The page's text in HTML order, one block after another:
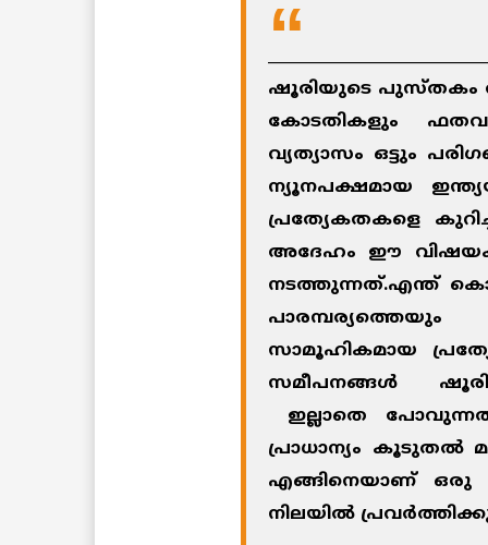
ഷൂരിയുടെ പുസ്തകം
കോടതികളും ഫതവ
വ്യത്യാസം ഒട്ടും
ന്യൂനപക്ഷമായ
പ്രത്യേകതകളെ
അദേഹം ഈ
നടത്തുന്നത്.എന്ത്
സാമൂഹികമായ
സമീപനങ്ങള്‍
ഇല്ലാതെ
പ്രാധാന്യം കൂടുതല്‍
എങ്ങിനെയാണ് ഒരു
നിലയില്‍